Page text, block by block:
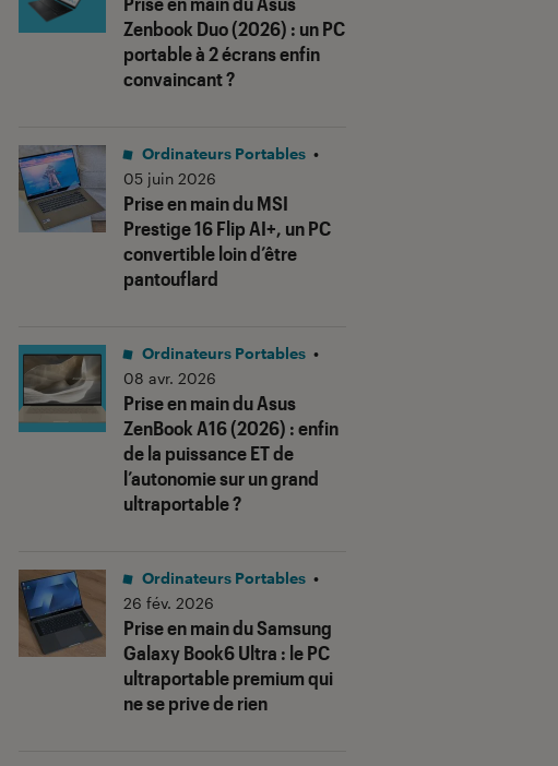
Zenbook Duo (2026) : un PC
portable à 2 écrans enfin
convaincant ?
Prise en main du MSI
Prestige 16 Flip AI+, un PC
convertible loin d’être
pantouflard
Ordinateurs Portables •
05 juin 2026
Prise en main du Asus
ZenBook A16 (2026) : enfin
de la puissance ET de
l’autonomie sur un grand
ultraportable ?
Ordinateurs Portables •
08 avr. 2026
Prise en main du Samsung
Galaxy Book6 Ultra : le PC
ultraportable premium qui
ne se prive de rien
Ordinateurs Portables •
26 fév. 2026